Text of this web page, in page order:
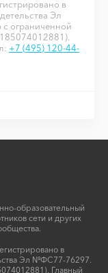
в
Эл
ограниченной
+7 (495) 120-44-
образовательный
сети и других
в
Эл №ФС77-76297.
Главный